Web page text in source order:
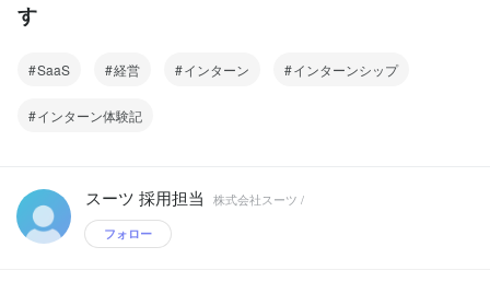
【事業概要】 １．経営支援クラウド事業
【コンセプト】 １．プロ経営者による企
す
SaaS 経営 インターン インターンシップ
インターン体験記
スーツ 採用担当 株式会社スーツ /
フォロー